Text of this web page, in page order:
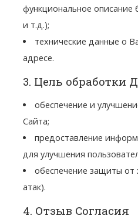
функциональное описание
и т.д.);
технические данные о
адресе.
3. Цель обработки
обеспечение и
Сайта;
предоставление
для улучшения
обеспечение защиты от
атак).
4. Отзыв Согласия